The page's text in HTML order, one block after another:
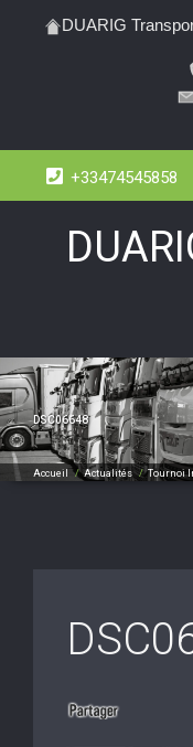
DUARIG
+33474545858
DSC06648
Accueil /Actualités /Tournoi